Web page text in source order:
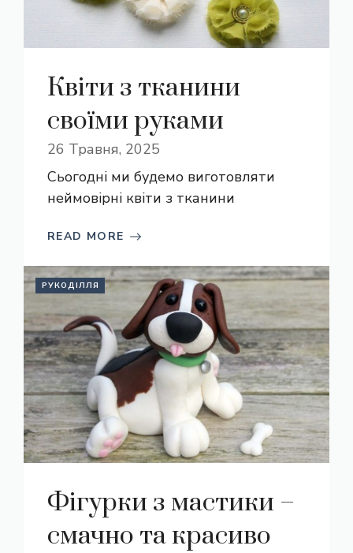
Квіти з тканини
своїми руками
26 Травня, 2025
Сьогодні ми будемо виготовляти
неймовірні квіти з тканини
READ MORE
РУКОДІЛЛЯ
Фігурки з мастики –
смачно та красиво